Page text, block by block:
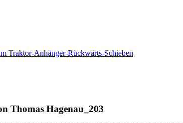
Thomas Hagenau_203